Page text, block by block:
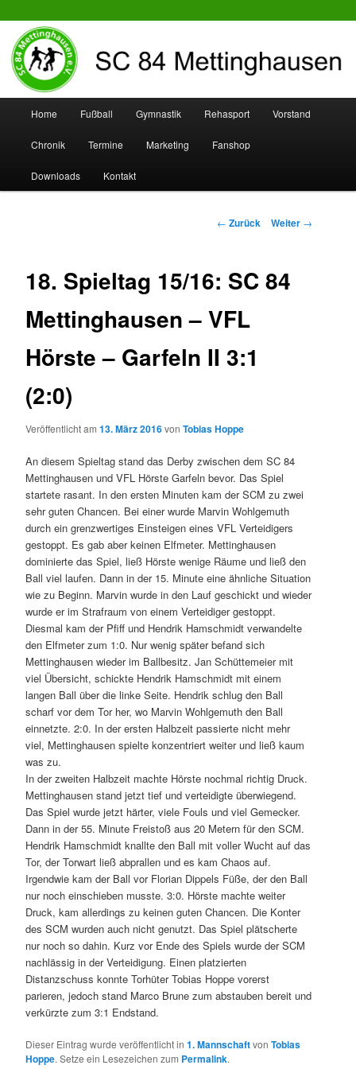
SC 84 Mettinghausen
Zum
Inhalt
wechseln
Zum
sekundären
Inhalt
Home Fußball Gymnastik Rehasport Vorstand
Chronik Termine Marketing Fanshop
Downloads Kontakt
Beitrags-
← Zurück Weiter →
18. Spieltag 15/16: SC 84
Mettinghausen – VFL
Hörste – Garfeln II 3:1
(2:0)
Veröffentlicht am13. März 2016vonTobias Hoppe
An diesem Spieltag stand das Derby zwischen dem SC 84
Mettinghausen und VFL Hörste Garfeln bevor. Das Spiel
startete rasant. In den ersten Minuten kam der SCM zu zwei
sehr guten Chancen. Bei einer wurde Marvin Wohlgemuth
durch ein grenzwertiges Einsteigen eines VFL Verteidigers
gestoppt. Es gab aber keinen Elfmeter. Mettinghausen
dominierte das Spiel, ließ Hörste wenige Räume und ließ den
Ball viel laufen. Dann in der 15. Minute eine ähnliche Situation
wie zu Beginn. Marvin wurde in den Lauf geschickt und wieder
wurde er im Strafraum von einem Verteidiger gestoppt.
Diesmal kam der Pfiff und Hendrik Hamschmidt verwandelte
den Elfmeter zum 1:0. Nur wenig später befand sich
Mettinghausen wieder im Ballbesitz. Jan Schüttemeier mit
viel Übersicht, schickte Hendrik Hamschmidt mit einem
langen Ball über die linke Seite. Hendrik schlug den Ball
scharf vor dem Tor her, wo Marvin Wohlgemuth den Ball
einnetzte. 2:0. In der ersten Halbzeit passierte nicht mehr
viel, Mettinghausen spielte konzentriert weiter und ließ kaum
was zu.
In der zweiten Halbzeit machte Hörste nochmal richtig Druck.
Mettinghausen stand jetzt tief und verteidigte überwiegend.
Das Spiel wurde jetzt härter, viele Fouls und viel Gemecker.
Dann in der 55. Minute Freistoß aus 20 Metern für den SCM.
Hendrik Hamschmidt knallte den Ball mit voller Wucht auf das
Tor, der Torwart ließ abprallen und es kam Chaos auf.
Irgendwie kam der Ball vor Florian Dippels Füße, der den Ball
nur noch einschieben musste. 3:0. Hörste machte weiter
Druck, kam allerdings zu keinen guten Chancen. Die Konter
des SCM wurden auch nicht genutzt. Das Spiel plätscherte
nur noch so dahin. Kurz vor Ende des Spiels wurde der SCM
nachlässig in der Verteidigung. Einen platzierten
Distanzschuss konnte Torhüter Tobias Hoppe vorerst
parieren, jedoch stand Marco Brune zum abstauben bereit und
verkürzte zum 3:1 Endstand.
Dieser Eintrag wurde veröffentlicht in1. MannschaftvonTobias
Hoppe. Setze ein Lesezeichen zum Permalink.